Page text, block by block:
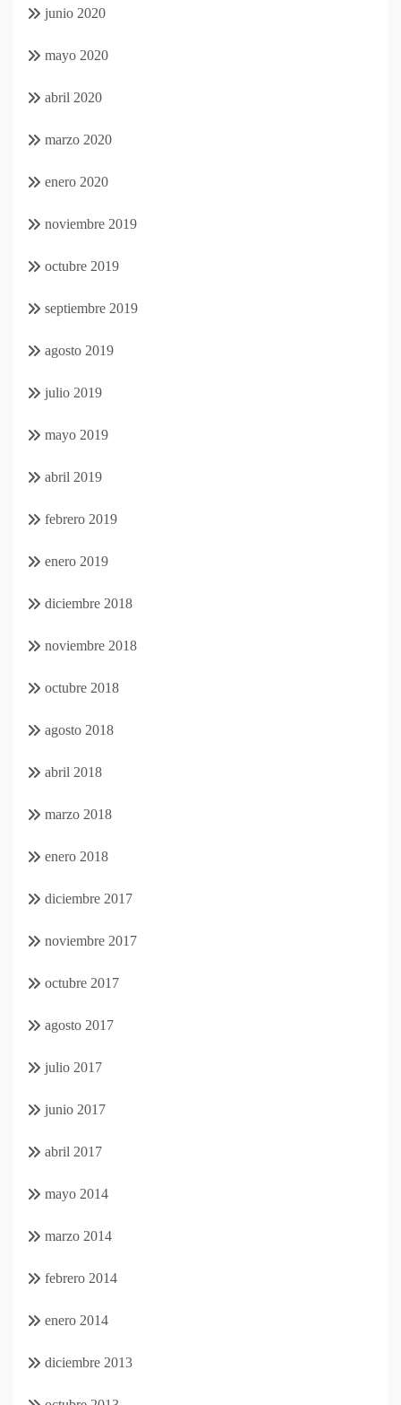
junio 2020
mayo 2020
abril 2020
marzo 2020
enero 2020
noviembre 2019
octubre 2019
septiembre 2019
agosto 2019
julio 2019
mayo 2019
abril 2019
febrero 2019
enero 2019
diciembre 2018
noviembre 2018
octubre 2018
agosto 2018
abril 2018
marzo 2018
enero 2018
diciembre 2017
noviembre 2017
octubre 2017
agosto 2017
julio 2017
junio 2017
abril 2017
mayo 2014
marzo 2014
febrero 2014
enero 2014
diciembre 2013